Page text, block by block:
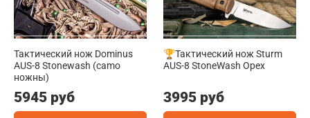
Тактический нож Dominus
AUS-8 Stonewash (camo
ножны)
5945 руб
🏆Тактический нож Sturm
AUS-8 StoneWash Орех
3995 руб